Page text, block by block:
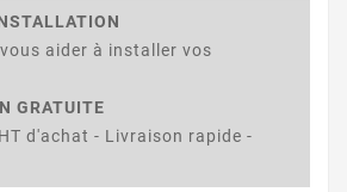
aider à installer vos
GRATUITE
d'achat - Livraison rapide -